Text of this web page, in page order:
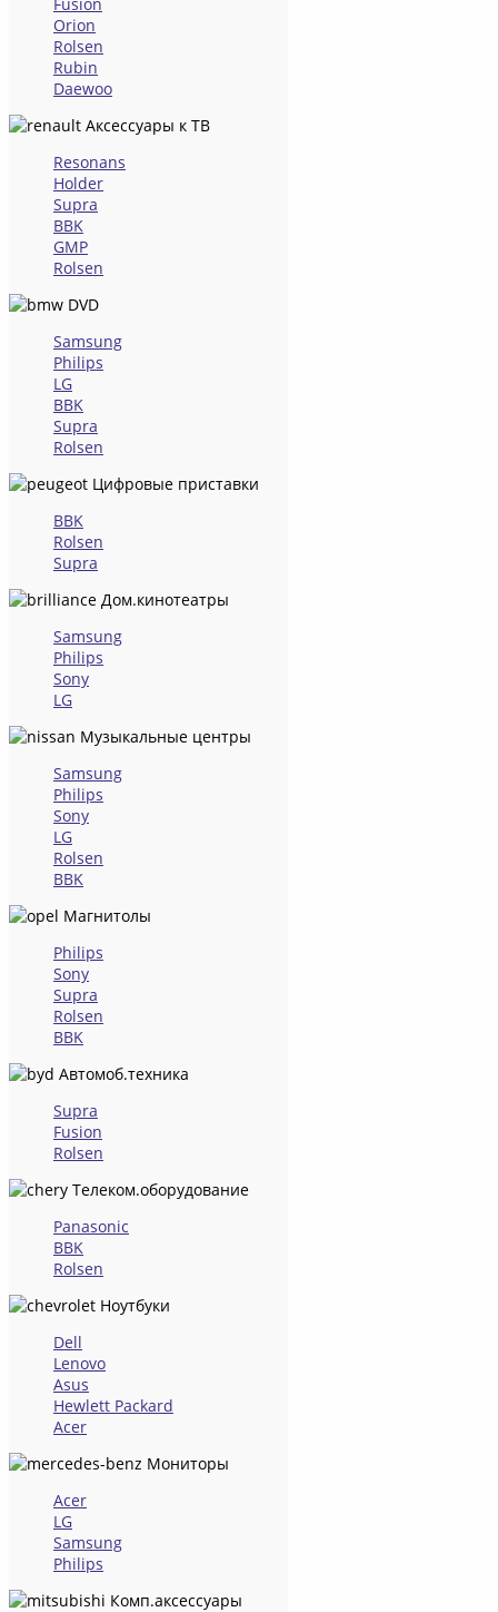
Orion
Rolsen
Rubin
Daewoo
Аксессуары к ТВ
Resonans
Holder
Supra
BBK
GMP
Rolsen
DVD
Samsung
Philips
LG
BBK
Supra
Rolsen
Цифровые приставки
BBK
Rolsen
Supra
Дом.кинотеатры
Samsung
Philips
Sony
LG
Музыкальные центры
Samsung
Philips
Sony
LG
Rolsen
BBK
Магнитолы
Philips
Sony
Supra
Rolsen
BBK
Автомоб.техника
Supra
Fusion
Rolsen
Телеком.оборудование
Panasonic
BBK
Rolsen
Ноутбуки
Dell
Lenovo
Asus
Hewlett Packard
Acer
Мониторы
Acer
LG
Samsung
Philips
Комп.аксессуары